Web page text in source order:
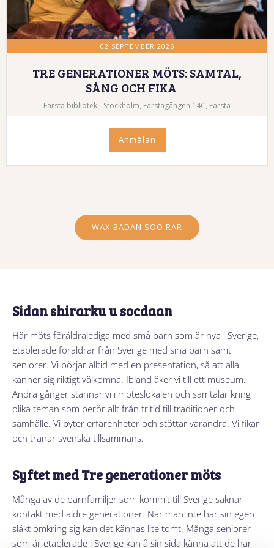
02 SEPTEMBER 2026
TRE GENERATIONER MÖTS: SAMTAL,
SÅNG OCH FIKA
Farsta bibliotek - Stockholm, Farstagången 14C, Farsta
Anmälan
WAX BADAN SOO RAR
Sidan shirarku u socdaan
Här möts föräldralediga med små barn som är nya i Sverige,
etablerade föräldrar från Sverige med sina barn samt
seniorer. Vi börjar alltid med en presentation, så att alla
känner sig riktigt välkomna. Ibland åker vi till ett museum.
Andra gånger stannar vi i möteslokalen och samtalar kring
olika teman som berör allt från fritid till traditioner och
samhälle. Vi byter erfarenheter och stöttar varandra. Vi fikar
och tränar svenska tillsammans.
Syftet med Tre generationer möts
Många av de barnfamiljer som kommit till Sverige saknar
kontakt med äldre generationer. När man inte har sin egen
släkt omkring sig kan det kännas lite tomt. Många seniorer
som är etablerade i Sverige kan å sin sida känna att de har